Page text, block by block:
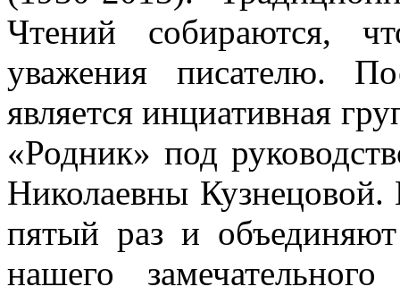
Чтений собираются,
уважения писателю.
является инциативная
«Родник» под
Николаевны
пятый раз и объединяют
нашего